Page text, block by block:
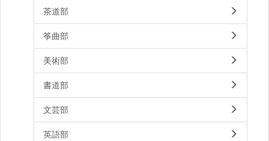
茶道部
筝曲部
美術部
書道部
文芸部
英語部